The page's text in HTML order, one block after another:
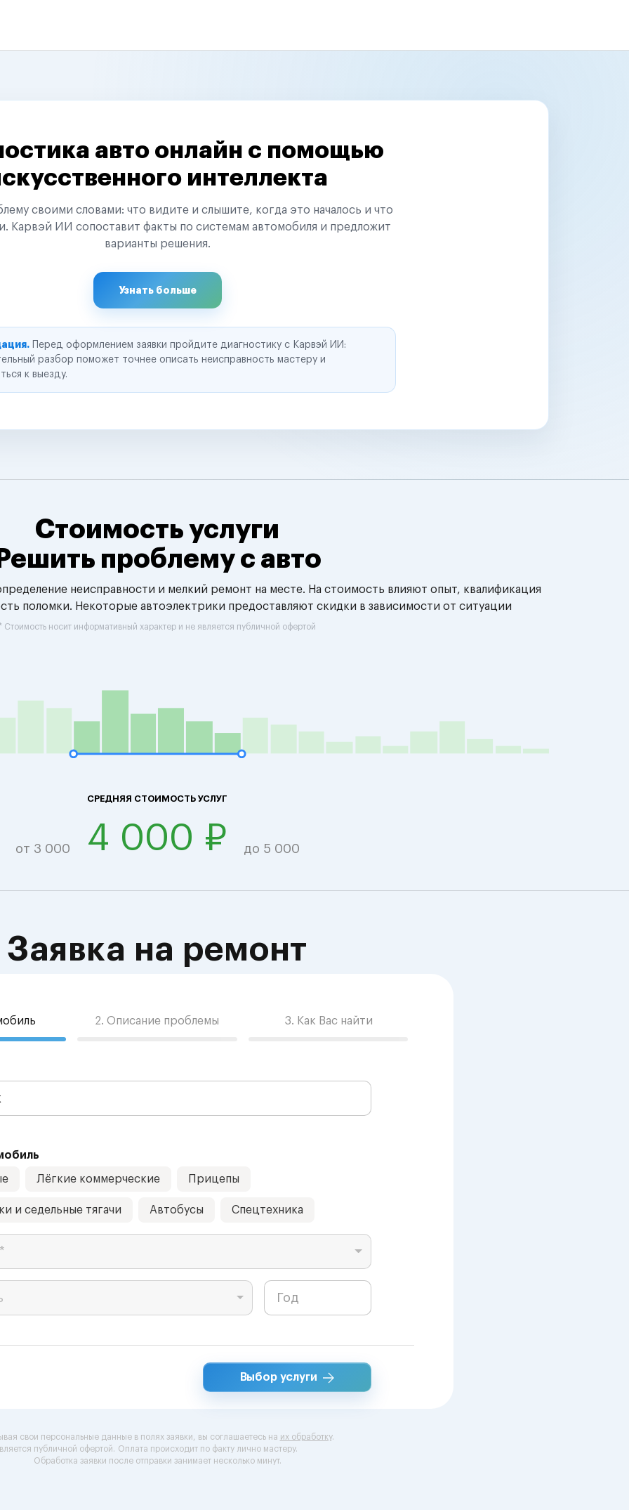
авто онлайн с помощью
интеллекта
своими словами: что видите и слышите, когда это началось и что
Карвэй ИИ сопоставит факты по системам автомобиля и предложит
варианты решения.
Узнать больше
Перед оформлением заявки пройдите диагностику с Карвэй ИИ:
разбор поможет точнее описать неисправность мастеру и
к выезду.
Стоимость услуги
Решить проблему с авто
неисправности и мелкий ремонт на месте. На стоимость влияют опыт, квалификация
поломки. Некоторые автоэлектрики предоставляют скидки в зависимости от ситуации
Стоимость носит информативный характер и не является публичной офертой
СРЕДНЯЯ СТОИМОСТЬ УСЛУГ
от 3 000 4 000 ₽ до 5 000
Заявка на ремонт
2. Описание проблемы 3. Как Вас найти
Лёгкие коммерческие Прицепы
и седельные тягачи Автобусы Спецтехника
Выбор услуги
свои персональные данные в полях заявки, вы соглашаетесь на их обработку.
публичной офертой. Оплата происходит по факту лично мастеру.
Обработка заявки после отправки занимает несколько минут.